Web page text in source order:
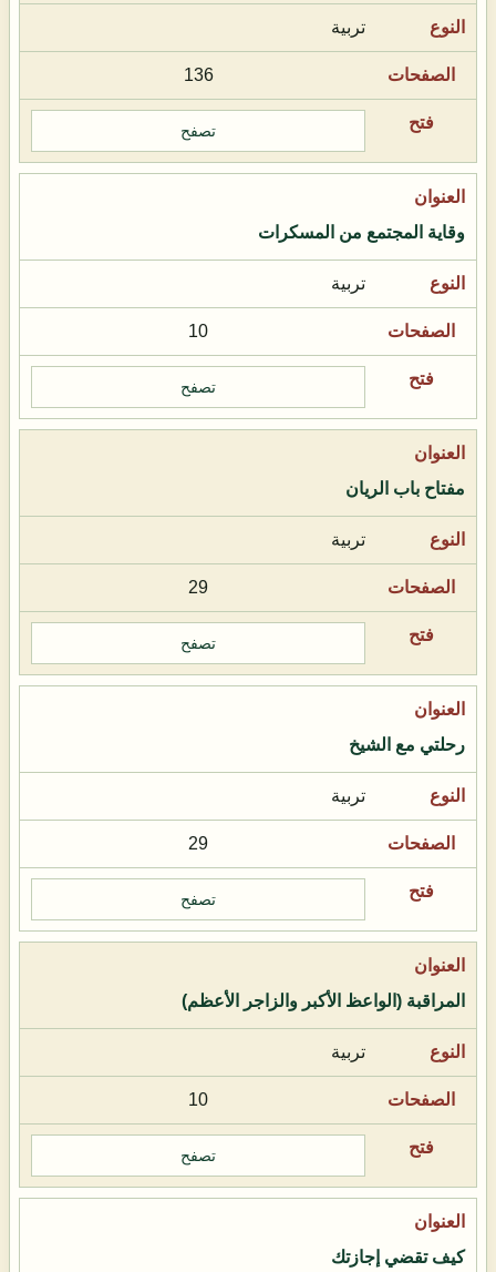
تربية
136
تصفح
وقاية المجتمع من المسكرات
تربية
10
تصفح
مفتاح باب الريان
تربية
29
تصفح
رحلتي مع الشيخ
تربية
29
تصفح
المراقبة (الواعظ الأكبر والزاجر الأعظم)
تربية
10
تصفح
كيف تقضي إجازتك